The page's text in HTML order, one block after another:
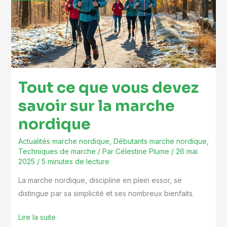
Tout ce que vous devez
savoir sur la marche
nordique
Actualités marche nordique Débutants marche nordique
Techniques de marche / Par Célestine Plume / 26 mai
2025 / 5 minutes de lecture
La marche nordique, discipline en plein essor, se
distingue par sa simplicité et ses nombreux bienfaits.
vous
devez
savoir
sur
la
nordique
Lire la suite